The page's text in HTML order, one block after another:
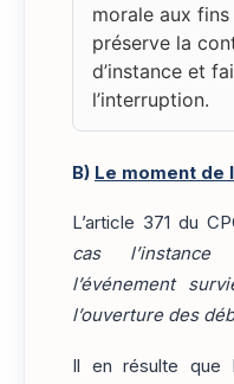
morale aux
préserve la
d’instance et
l’interruption.
B) Le moment de
L’article 371 du
cas
l’événement
l’ouverture des
Il en résulte que